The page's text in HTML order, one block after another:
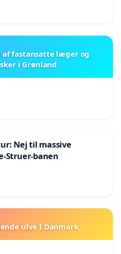
af fastansatte læger og
i Grønland
Nej til massive
Struer-banen
ulve I Danmark